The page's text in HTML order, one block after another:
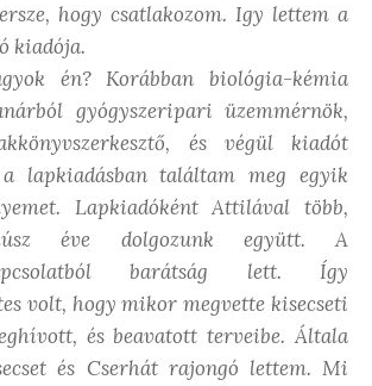
hogy csatlakozom. Igy lettem a
kiadója.
én? Korábban biológia-kémia
gyógyszeripari üzemmérnök,
és végül kiadót
lapkiadásban találtam meg egyik
Lapkiadóként Attilával több,
éve dolgozunk együtt. A
barátság lett. Így
volt, hogy mikor megvette kisecseti
és beavatott terveibe. Általa
és Cserhát rajongó lettem. Mi